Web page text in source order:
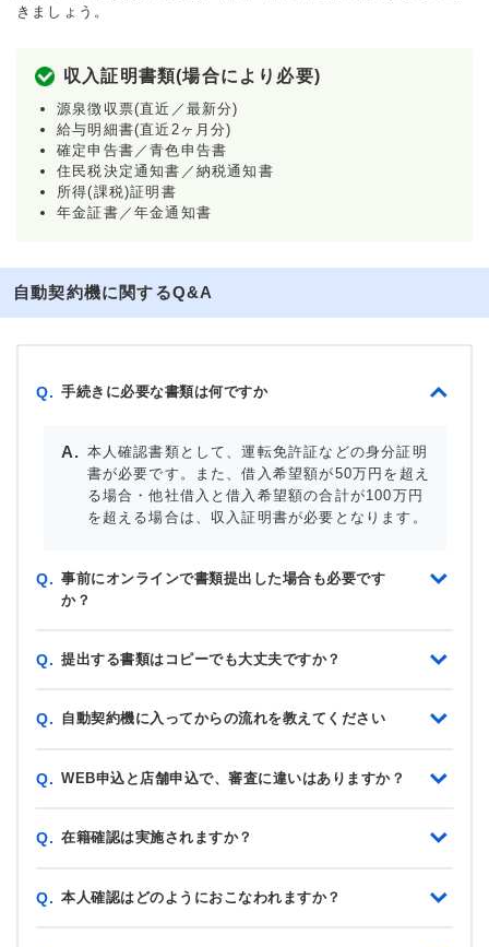
きましょう。
収入証明書類(場合により必要)
源泉徴収票(直近／最新分)
給与明細書(直近2ヶ月分)
確定申告書／青色申告書
住民税決定通知書／納税通知書
所得(課税)証明書
年金証書／年金通知書
自動契約機に関するQ&A
Q. 手続きに必要な書類は何ですか
本人確認書類として、運転免許証などの身分証明
書が必要です。また、借入希望額が50万円を超え
る場合・他社借入と借入希望額の合計が100万円
を超える場合は、収入証明書が必要となります。
Q. 事前にオンラインで書類提出した場合も必要です
か？
Q. 提出する書類はコピーでも大丈夫ですか？
Q. 自動契約機に入ってからの流れを教えてください
Q. WEB申込と店舗申込で、審査に違いはありますか？
Q. 在籍確認は実施されますか？
Q. 本人確認はどのようにおこなわれますか？